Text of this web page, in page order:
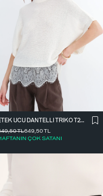
ETEK UCU DANTELLI TRIKO T261025
TL
ÇOK SATANI
649,50TL